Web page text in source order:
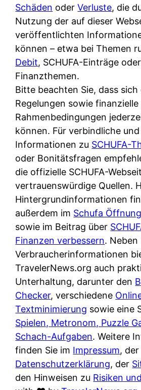
a
n
k
k
a
r
t
e
n
M
I
R
?
o
t
n
o
u
w
i
t
e
e
t
s
i
e
r
m
a
a
m
p
r
i
v
a
t
e
n
K
ü
c
h
e
n
t
i
s
c
h
e
n
d
e
Schäden oderVerluste, die
Nutzung der auf dieser
veröffentlichten
können – etwa bei Themen
Debit, SCHUFA-Einträge
Finanzthemen.
Bitte beachten Sie, dass
Regelungen sowie finanzielle
Rahmenbedingungen
können. Für verbindliche
Informationen zu SCHUFA-
oder Bonitätsfragen
die offizielle SCHUFA-
vertrauenswürdige Quellen.
Hintergrundinformationen
außerdem im Schufa
sowie im Beitrag über
Finanzen verbessern. Neben
Verbraucherinformationen
TravelerNews.org auch
Unterhaltung, darunter den
Checker, verschiedene
Textminimierung sowie eine
Spielen, Metronom, Puzzle
Schach-Aufgaben. Weitere
finden Sie im Impressum, der
Datenschutzerklärung, der
den Hinweisen zu Risiken